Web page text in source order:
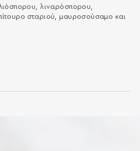
λιναρόσπορου,
σταριού, μαυροσούσαμο και